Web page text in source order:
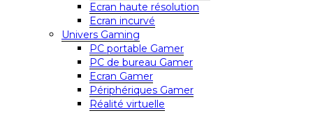
Ecran haute résolution
Ecran incurvé
Univers Gaming
PC portable Gamer
PC de bureau Gamer
Ecran Gamer
Périphériques Gamer
Réalité virtuelle